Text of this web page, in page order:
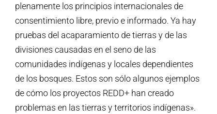
plenamente los principios internacionales de
consentimiento libre, previo e informado. Ya hay
pruebas del acaparamiento de tierras y de las
divisiones causadas en el seno de las
comunidades indígenas y locales dependientes
de los bosques. Estos son sólo algunos ejemplos
de cómo los proyectos REDD+ han creado
problemas en las tierras y territorios indígenas».